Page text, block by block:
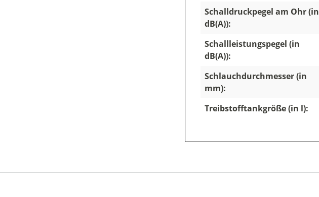
Schalldruckpegel am Ohr (in
dB(A)):
Schallleistungspegel (in
dB(A)):
Schlauchdurchmesser (in
mm):
Treibstofftankgröße (in l):